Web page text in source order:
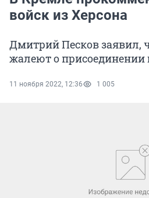
войск из Херсона
Дмитрий Песков заявил,
жалеют о присоединении
11 ноября 2022, 12:36 1 005